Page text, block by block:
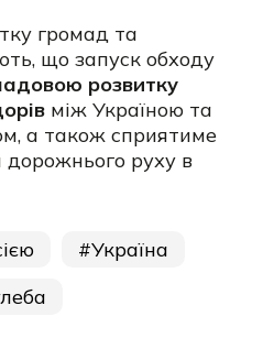
громад та
що запуск обходу
розвитку
між Україною та
а також сприятиме
руху в
Україна